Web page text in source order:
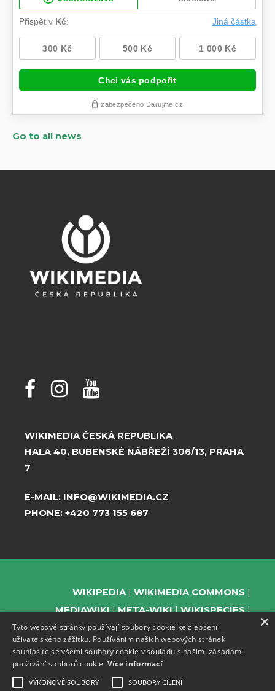
Go to all news
WIKIMEDIA ČESKÁ REPUBLIKA
HALA 40, BUBENSKÉ NÁBŘEŽÍ 306/13, PRAHA
7
E-MAIL: INFO@WIKIMEDIA.CZ
PHONE: +420 773 155 687
WIKIPEDIA
WIKIMEDIA COMMONS
MEDIAWIKI
META-WIKI
WIKISPECIES
WIKIBOOKS
WIKIDATA
WIKIMANIA
WIKINEWS
WIKIQUOTE
WIKISOURCE
WIKIVERSITY
×
Tyto webové stránky používají soubory cookie ke zlepšení
uživatelského zážitku. Používáním našich webových stránek
souhlasíte se všemi soubory cookie v souladu s našimi zásadami
používání souborů cookie. Více informací
VÝKONOVÉ SOUBORY SOUBORY CÍLENÍ